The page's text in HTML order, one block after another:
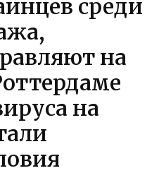
среди
на
на